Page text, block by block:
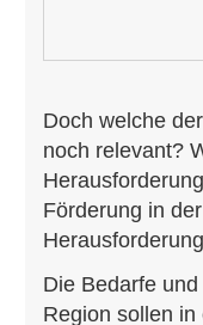
Doch welche
noch relevant?
Förderung in
Die Bedarfe
Region sollen